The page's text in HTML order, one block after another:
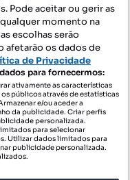
Pode aceitar ou gerir as
momento na
escolhas serão
afetarão os dados de
de Privacidade
para fornecermos:
ativamente as características
públicos através de estatísticas
e/ou aceder a
da publicidade. Criar perfis
personalizada.
para selecionar
Utilizar dados limitados para
publicidade personalizada.